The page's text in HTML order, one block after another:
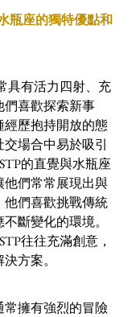
瓶座的獨特優點和
具有活力四射、充
們喜歡探索新事
歷抱持開放的態
場合中易於吸引
的直覺與水瓶座
他們常常展現出與
他們喜歡挑戰傳統
斷變化的環境。
往往充滿創意，
方案。
常擁有強烈的冒險